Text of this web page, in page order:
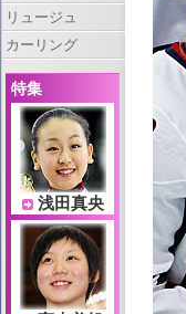
リュージュ
カーリング
特集
浅田真央